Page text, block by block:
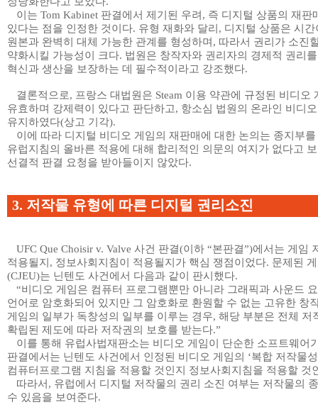
이는Tom Kabinet 판결에서 제기된 우려 , 즉 디지털 상품의 재판
있다는 점을 인정한 것이다. 유형 재화와 달리 , 디지털 상품은 시
원본과 완벽히 대체 가능한 관계를 형성하며 , 따라서 권리가 소진
약화시킬 가능성이 크다. 법원은 창작자와 권리자의 경제적 권리
혁신과 생산을 보장하는 데 필수적이라고 강조했다.
결론적으로, 프랑스 대법원은 Steam 이용 약관에 규정된 비디오
유효하며 강제력이 있다고 판단하고, 항소심 법원의 온라인 비디
유지하였다(상고 기각).
이에 따라 디지털 비디오 게임의 재판매에 대한 논의는 종지부
유럽지침의 올바른 적용에 대해 합리적인 의문의 여지가 없다고
선결적 판결 요청을 받아들이지 않았다.
3. 저작물 유형에 따른 디지털 권리소진
UFC Que Choisir v. Valve사건 판결(이하“본판결”)에서는 게임
적용될지 , 정보사회지침이 적용될지가 핵심 쟁점이었다. 문제된
(CJEU)는 닌텐도 사건에서 다음과 같이 판시했다.
“비디오 게임은 컴퓨터 프로그램뿐만 아니라 그래픽과 사운드
언어로 암호화되어 있지만 그 암호화로 환원할 수 없는 고유한 창
게임의 일부가 독창성의 일부를 이루는 경우, 해당 부분은 전체 저
확립된 제도에 따라 저작권의 보호를 받는다.”
이를 통해 유럽사법재판소는 비디오 게임이 단순한 소프트웨어
판결에서는 닌텐도 사건에서 인정된 비디오 게임의 ‘복합 저작물성
컴퓨터프로그램 지침을 적용할 것인지 정보사회지침을 적용할 것
따라서 , 유럽에서 디지털 저작물의 권리 소진 여부는 저작물의
수 있음을 보여준다.